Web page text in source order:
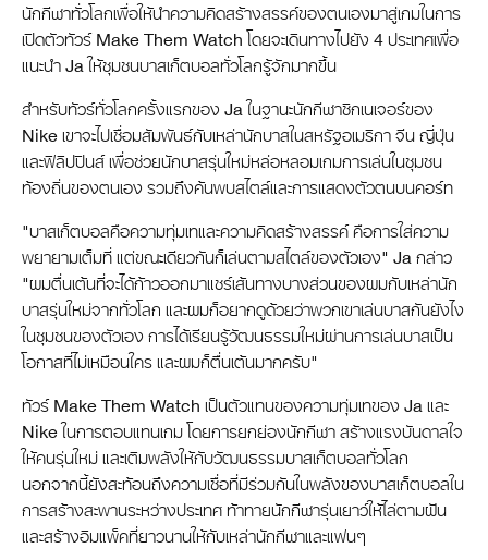
นักกีฬาทั่วโลกเพื่อให้นำความคิดสร้างสรรค์ของตนเองมาสู่เกมในการ
เปิดตัวทัวร์ Make Them Watch โดยจะเดินทางไปยัง 4 ประเทศเพื่อ
แนะนำ Ja ให้ชุมชนบาสเก็ตบอลทั่วโลกรู้จักมากขึ้น
สำหรับทัวร์ทั่วโลกครั้งแรกของ Ja ในฐานะนักกีฬาซิกเนเจอร์ของ
Nike เขาจะไปเชื่อมสัมพันธ์กับเหล่านักบาสในสหรัฐอเมริกา จีน ญี่ปุ่น
และฟิลิปปินส์ เพื่อช่วยนักบาสรุ่นใหม่หล่อหลอมเกมการเล่นในชุมชน
ท้องถิ่นของตนเอง รวมถึงค้นพบสไตล์และการแสดงตัวตนบนคอร์ท
"บาสเก็ตบอลคือความทุ่มเทและความคิดสร้างสรรค์ คือการใส่ความ
พยายามเต็มที่ แต่ขณะเดียวกันก็เล่นตามสไตล์ของตัวเอง" Ja กล่าว
"ผมตื่นเต้นที่จะได้ก้าวออกมาแชร์เส้นทางบางส่วนของผมกับเหล่านัก
บาสรุ่นใหม่จากทั่วโลก และผมก็อยากดูด้วยว่าพวกเขาเล่นบาสกันยังไง
ในชุมชนของตัวเอง การได้เรียนรู้วัฒนธรรมใหม่ผ่านการเล่นบาสเป็น
โอกาสที่ไม่เหมือนใคร และผมก็ตื่นเต้นมากครับ"
ทัวร์ Make Them Watch เป็นตัวแทนของความทุ่มเทของ Ja และ
Nike ในการตอบแทนเกม โดยการยกย่องนักกีฬา สร้างแรงบันดาลใจ
ให้คนรุ่นใหม่ และเติมพลังให้กับวัฒนธรรมบาสเก็ตบอลทั่วโลก
นอกจากนี้ยังสะท้อนถึงความเชื่อที่มีร่วมกันในพลังของบาสเก็ตบอลใน
การสร้างสะพานระหว่างประเทศ ท้าทายนักกีฬารุ่นเยาว์ให้ไล่ตามฝัน
และสร้างอิมแพ็คที่ยาวนานให้กับเหล่านักกีฬาและแฟนๆ